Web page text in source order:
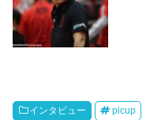
インタビュー picup